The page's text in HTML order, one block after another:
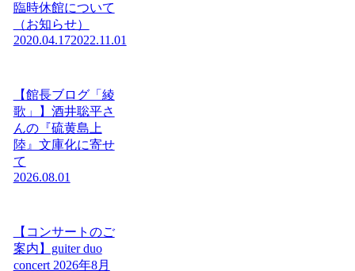
臨時休館について
（お知らせ）
2020.04.172022.11.01
【館長ブログ「綾
歌」】酒井聡平さ
んの『硫黄島上
陸』文庫化に寄せ
て
2026.08.01
【コンサートのご
案内】guiter duo
concert 2026年8月